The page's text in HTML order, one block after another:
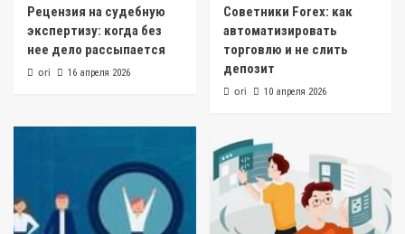
Рецензия на судебную
экспертизу: когда без
нее дело рассыпается
ori 16 апреля 2026
Советники Forex: как
автоматизировать
торговлю и не слить
депозит
ori 10 апреля 2026